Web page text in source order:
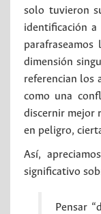
solo tuvieron
identificación
dimensión
referencian los
como una
discernir mejor
en peligro,
Así,
significativo
Pensar